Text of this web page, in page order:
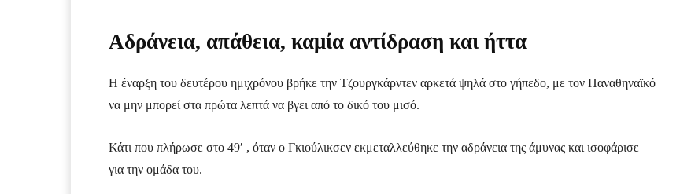
Αδράνεια, απάθεια, καμία αντίδραση και ήττα
Η έναρξη του δευτέρου ημιχρόνου βρήκε την Τζουργκάρντεν αρκετά ψηλά στο γήπεδο, με τον Παναθηναϊκό
να μην μπορεί στα πρώτα λεπτά να βγει από το δικό του μισό.
Κάτι που πλήρωσε στο 49′ , όταν ο Γκιούλικσεν εκμεταλλεύθηκε την αδράνεια της άμυνας και ισοφάρισε
για την ομάδα του.